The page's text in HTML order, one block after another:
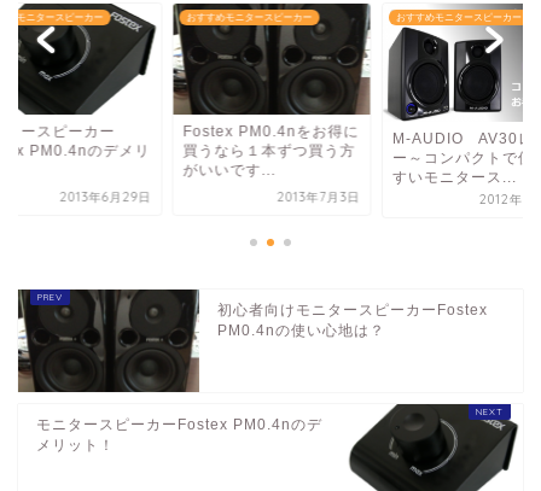
めモニタースピーカー
タースピーカー
PM0.4nのデメリ
2013年6月29日
おすすめモニタースピーカー
Fostex PM0.4nをお得に
買うなら１本ずつ買う方
がいいです...
2013年7月3日
おすすめモニタースピーカー
M-AUDIO AV30レ
ー～コンパクトで使
すいモニタース...
2012年8
初心者向けモニタースピーカーFostex
PM0.4nの使い心地は？
モニタースピーカーFostex PM0.4nのデ
メリット！